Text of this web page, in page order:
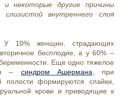
и некоторые другие причины
внутреннего слоя
У 10% женщин, страдающих
бесплодие, а у 60% –
Еще одно тяжелое
– синдром Ашермана , при
полости формируются спайки,
крови и приводящие к